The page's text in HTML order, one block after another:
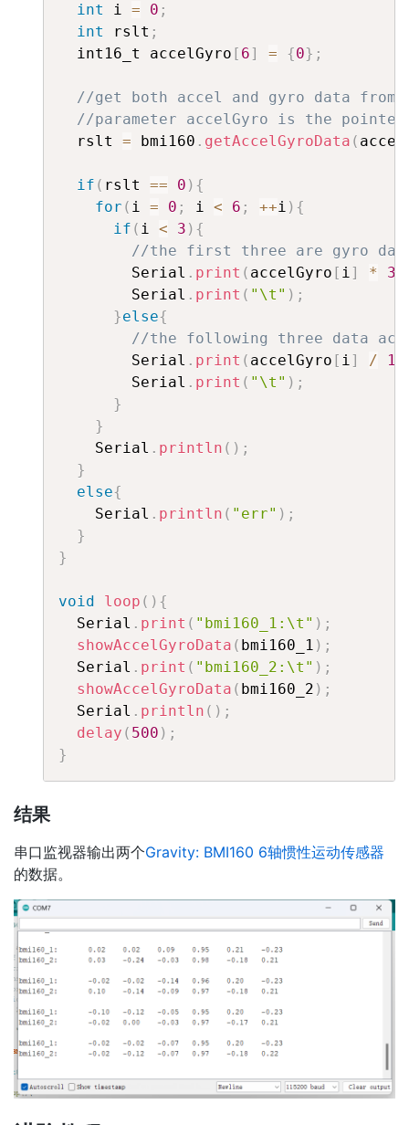
int
i = 0 ;
int
rslt ;
  int16_t accelGyro
[ 6] = {0} ;
//get both accel and gyro data from
//parameter accelGyro is the
  rslt
= bmi160 . getAccelGyroData (
if ( rslt == 0 ) {
for ( i = 0 ; i < 6 ; ++i ) {
if ( i < 3 ) {
//the first three are gyro
        Serial
. print ( accelGyro [ i] *
        Serial
. print ( "\t" ) ;
}else{
//the following three data
        Serial
. print ( accelGyro [ i] /
        Serial
. print ( "\t" ) ;
}
}
    Serial
. println ( ) ;
}
else{
    Serial
. println ( "err" ) ;
}
}
void loop ( ) {
  Serial
. print ( "bmi160_1:\t" ) ;
showAccelGyroData ( bmi160_1 ) ;
  Serial
. print ( "bmi160_2:\t" ) ;
showAccelGyroData ( bmi160_2 ) ;
  Serial
. println ( ) ;
delay ( 500 ) ;
}
结果
串口监视器输出两个Gravity: BMI160 6轴惯性运动传感器
的数据。